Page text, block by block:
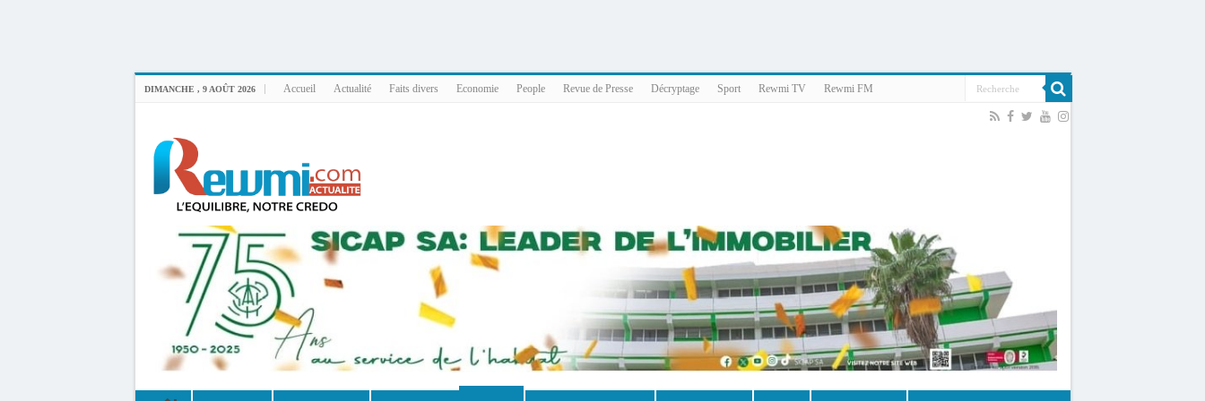
DIMANCHE , 9 AOÛT 2026 Accueil Actualité Faits divers Economie People Revue de Presse Décryptage Sport Rewmi TV Rewmi FM